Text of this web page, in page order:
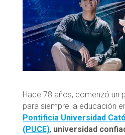
Hace 78 años, comenzó un
para siempre la educación
Pontificia Universidad
(PUCE), universidad